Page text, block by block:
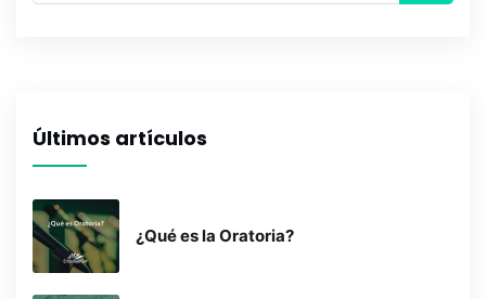
Últimos artículos
¿Qué es la Oratoria?